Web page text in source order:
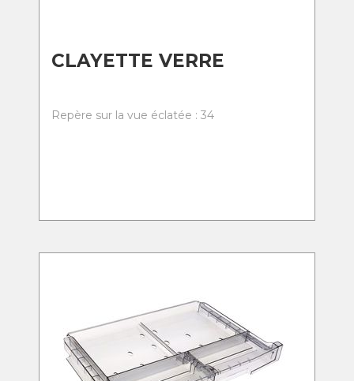
CLAYETTE VERRE
Repère sur la vue éclatée : 34